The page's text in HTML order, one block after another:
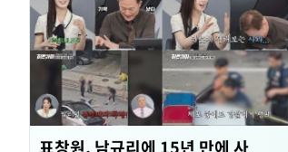
표창원, 남규리에 15년 만에 사